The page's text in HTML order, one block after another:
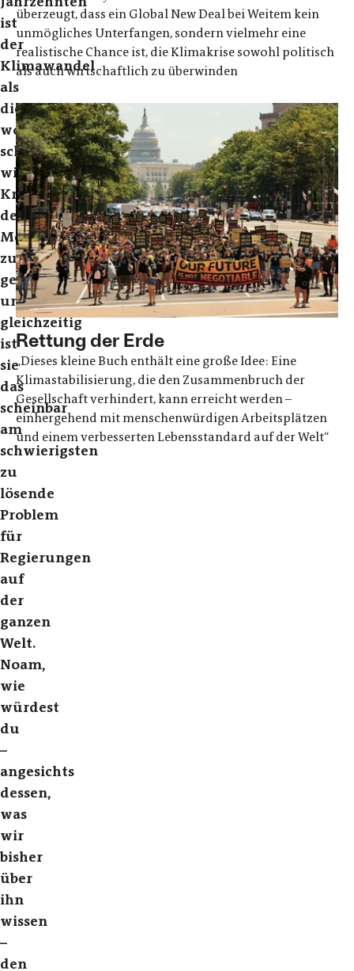
ist
der
Klimawandel
als
die
womöglich
schwer­
wiegendste
Krise
der
Menschheit
zutage
getreten
und
gleichzeitig
ist
sie
das
scheinbar
am
schwierigsten
zu
lösende
Problem
für
Regierungen
auf
der
ganzen
Welt.
Noam,
wie
würdest
du
–
angesichts
dessen,
was
wir
bisher
über
ihn
wissen
–
den
überzeugt, dass ein Global New Deal bei Weitem kein
unmögliches Unterfangen, sondern vielmehr eine
realistische Chance ist, die Klimakrise sowohl politisch
als auch wirtschaftlich zu überwinden
Rettung der Erde
„Dieses kleine Buch enthält eine große Idee: Eine
Klimastabilisierung, die den Zusammenbruch der
Gesellschaft verhindert, kann erreicht werden –
einhergehend mit menschenwürdigen Arbeitsplätzen
und einem verbesserten Lebensstandard auf der Welt“